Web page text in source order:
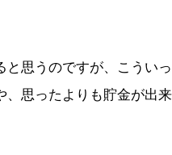
思うのですが、こうい
思ったよりも貯金が出